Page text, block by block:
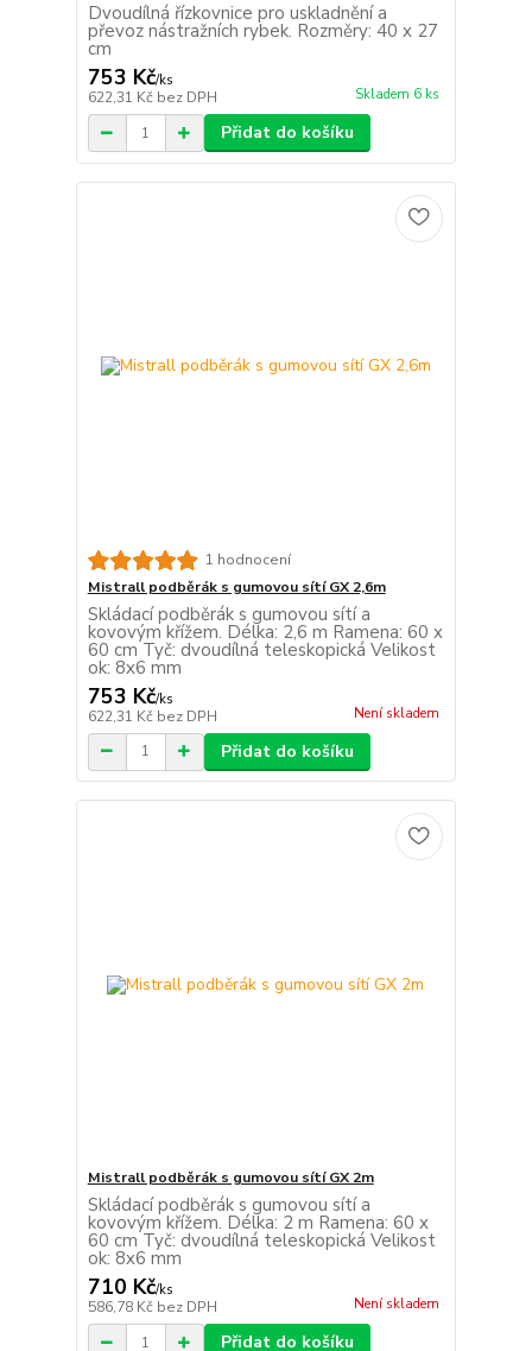
Dvoudílná řízkovnice pro uskladnění a
převoz nástražních rybek. Rozměry: 40 x 27
cm
753 Kč/ks
622,31 Kč bez DPH Skladem 6 ks
Přidat do košíku
1 hodnocení
Mistrall podběrák s gumovou sítí GX 2,6m
Skládací podběrák s gumovou sítí a
kovovým křížem. Délka: 2,6 m Ramena: 60 x
60 cm Tyč: dvoudílná teleskopická Velikost
ok: 8x6 mm
753 Kč/ks
622,31 Kč bez DPH Není skladem
Přidat do košíku
Mistrall podběrák s gumovou sítí GX 2m
Skládací podběrák s gumovou sítí a
kovovým křížem. Délka: 2 m Ramena: 60 x
60 cm Tyč: dvoudílná teleskopická Velikost
ok: 8x6 mm
710 Kč/ks
586,78 Kč bez DPH Není skladem
Přidat do košíku